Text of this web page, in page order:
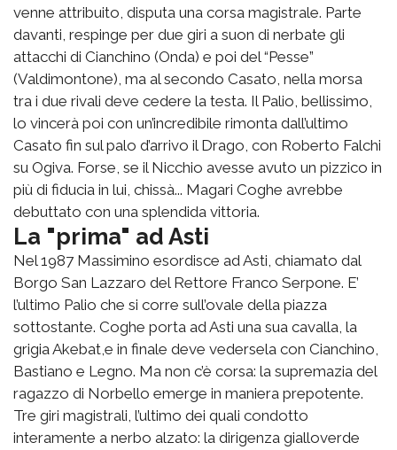
venne attribuito, disputa una corsa magistrale. Parte
davanti, respinge per due giri a suon di nerbate gli
attacchi di Cianchino (Onda) e poi del “Pesse”
(Valdimontone), ma al secondo Casato, nella morsa
tra i due rivali deve cedere la testa. Il Palio, bellissimo,
lo vincerà poi con un’incredibile rimonta dall’ultimo
Casato fin sul palo d’arrivo il Drago, con Roberto Falchi
su Ogiva. Forse, se il Nicchio avesse avuto un pizzico in
più di fiducia in lui, chissà... Magari Coghe avrebbe
debuttato con una splendida vittoria.
La "prima" ad Asti
Nel 1987 Massimino esordisce ad Asti, chiamato dal
Borgo San Lazzaro del Rettore Franco Serpone. E’
l’ultimo Palio che si corre sull’ovale della piazza
sottostante. Coghe porta ad Asti una sua cavalla, la
grigia Akebat,e in finale deve vedersela con Cianchino,
Bastiano e Legno. Ma non c’è corsa: la supremazia del
ragazzo di Norbello emerge in maniera prepotente.
Tre giri magistrali, l’ultimo dei quali condotto
interamente a nerbo alzato: la dirigenza gialloverde